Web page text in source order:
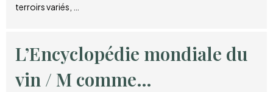
terroirs variés, …
L’Encyclopédie mondiale du
vin / M comme…